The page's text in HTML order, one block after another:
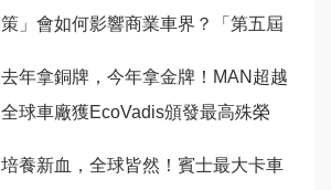
策」會如何影響商業車界？「第五屆
去年拿銅牌，今年拿金牌！MAN超越
全球車廠獲EcoVadis頒發最高殊榮
培養新血，全球皆然！賓士最大卡車